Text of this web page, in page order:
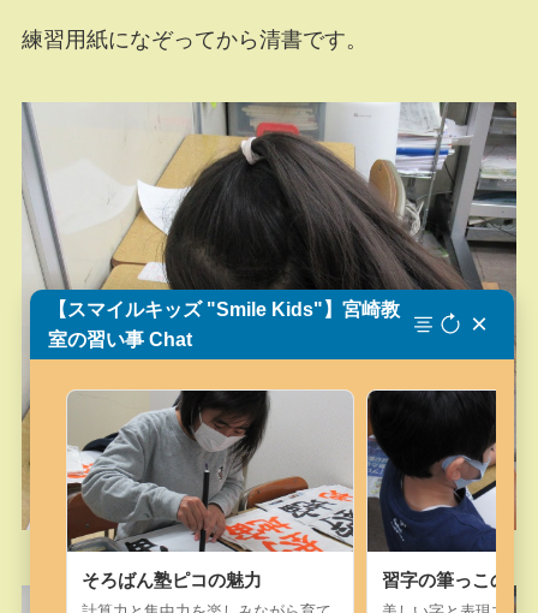
練習用紙になぞってから清書です。
【スマイルキッズ "Smile Kids"】宮崎教
室の習い事 Chat
×
そろばん塾ピコの魅力 習字の筆っこの魅